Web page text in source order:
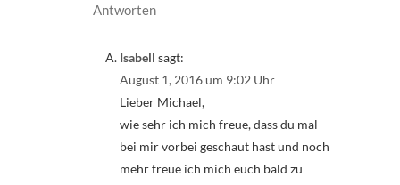
Antworten
Isabell sagt:
August 1, 2016 um 9:02 Uhr
Lieber Michael,
wie sehr ich mich freue, dass du mal
bei mir vorbei geschaut hast und noch
mehr freue ich mich euch bald zu